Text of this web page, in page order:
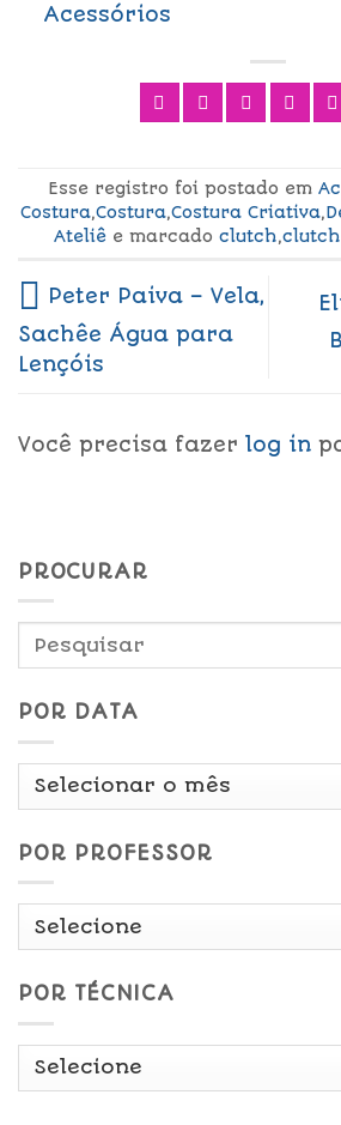
Acessórios
Esse registro foi postado em
Costura,Costura,Costura Criativa,
Ateliêe marcado clutch,
Peter Paiva – Vela,
Sachêe Água para
Lençóis
Você precisa fazer log in
PROCURAR
POR DATA
Por
POR PROFESSOR
POR TÉCNICA